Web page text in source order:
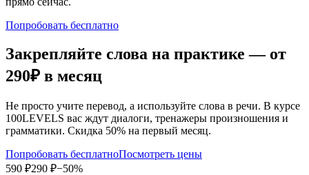
Попробовать бесплатно
Закрепляйте слова на практике — от
290₽ в месяц
Не просто учите перевод, а используйте слова в речи. В курсе
100LEVELS вас ждут диалоги, тренажеры произношения и
грамматики. Скидка 50% на первый месяц.
Попробовать бесплатноПосмотреть цены
590 ₽290 ₽−50%